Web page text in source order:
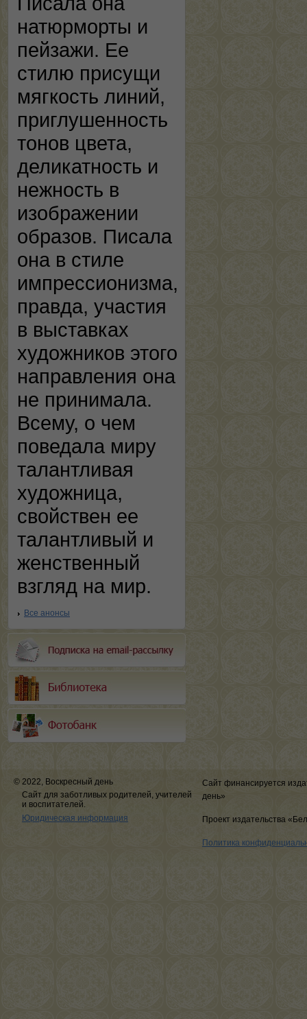
натюрморты и
пейзажи. Ее
стилю присущи
мягкость линий,
приглушенность
тонов цвета,
деликатность и
нежность в
изображении
образов. Писала
она в стиле
импрессионизма,
правда, участия
в выставках
художников этого
направления она
не принимала.
Всему, о чем
поведала миру
талантливая
художница,
свойствен ее
талантливый и
женственный
взгляд на мир.
Все анонсы
© 2022, Воскресный день
Сайт для заботливых родителей, учителей
и воспитателей.
Юридическая информация
Сайт финансируется
день»
Проект издательства
Политика